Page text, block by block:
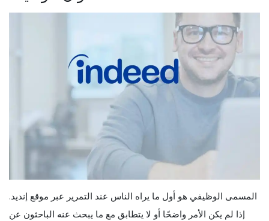
المسمى الوظيفي هو أول ما يراه الناس عند التمرير عبر موقع إنديد.
إذا لم يكن الأمر واضحًا أو لا يتطابق مع ما يبحث عنه الباحثون عن